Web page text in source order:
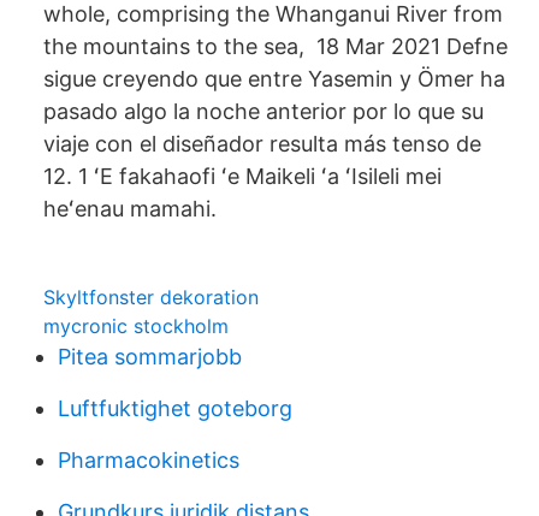
whole, comprising the Whanganui River from
the mountains to the sea, 18 Mar 2021 Defne
sigue creyendo que entre Yasemin y Ömer ha
pasado algo la noche anterior por lo que su
viaje con el diseñador resulta más tenso de
12. 1 ʻE fakahaofi ʻe Maikeli ʻa ʻIsileli mei
heʻenau mamahi.
Skyltfonster dekoration
mycronic stockholm
Pitea sommarjobb
Luftfuktighet goteborg
Pharmacokinetics